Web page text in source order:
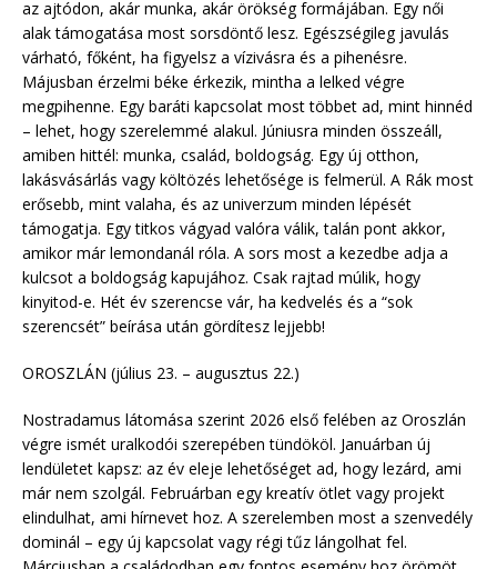
az ajtódon, akár munka, akár örökség formájában. Egy női
alak támogatása most sorsdöntő lesz. Egészségileg javulás
várható, főként, ha figyelsz a vízivásra és a pihenésre.
Májusban érzelmi béke érkezik, mintha a lelked végre
megpihenne. Egy baráti kapcsolat most többet ad, mint hinnéd
– lehet, hogy szerelemmé alakul. Júniusra minden összeáll,
amiben hittél: munka, család, boldogság. Egy új otthon,
lakásvásárlás vagy költözés lehetősége is felmerül. A Rák most
erősebb, mint valaha, és az univerzum minden lépését
támogatja. Egy titkos vágyad valóra válik, talán pont akkor,
amikor már lemondanál róla. A sors most a kezedbe adja a
kulcsot a boldogság kapujához. Csak rajtad múlik, hogy
kinyitod-e. Hét év szerencse vár, ha kedvelés és a “sok
szerencsét” beírása után gördítesz lejjebb!
OROSZLÁN (július 23. – augusztus 22.)
Nostradamus látomása szerint 2026 első felében az Oroszlán
végre ismét uralkodói szerepében tündököl. Januárban új
lendületet kapsz: az év eleje lehetőséget ad, hogy lezárd, ami
már nem szolgál. Februárban egy kreatív ötlet vagy projekt
elindulhat, ami hírnevet hoz. A szerelemben most a szenvedély
dominál – egy új kapcsolat vagy régi tűz lángolhat fel.